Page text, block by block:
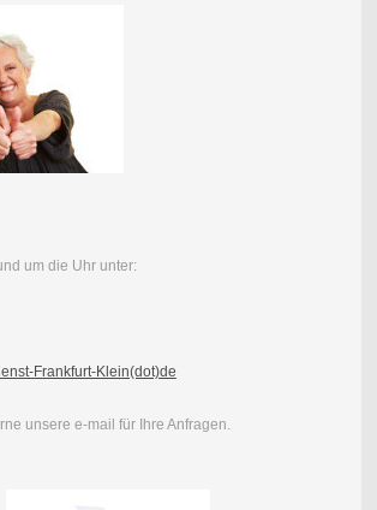
um die Uhr unter:
Frankfurt-Klein(dot)de
unsere e-mail für Ihre Anfragen.